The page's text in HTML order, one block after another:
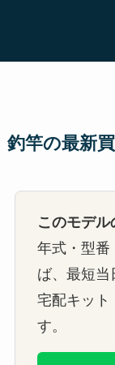
釣竿の最新
このモデル
年式・型番
ば、最短当
宅配キット
す。